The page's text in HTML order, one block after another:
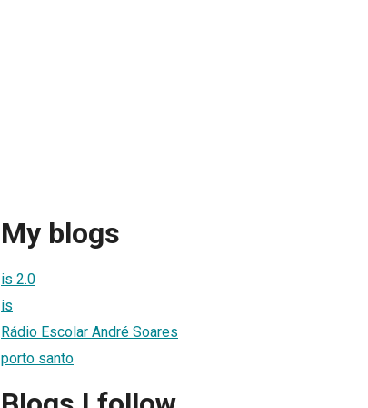
My blogs
is 2.0
is
Rádio Escolar André Soares
porto santo